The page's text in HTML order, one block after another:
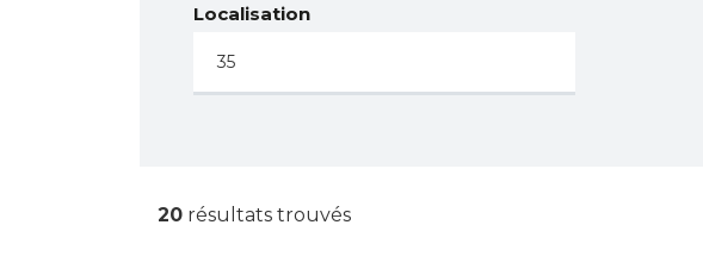
Localisation
20 résultats trouvés